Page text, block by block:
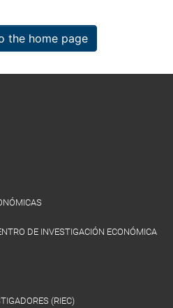
the home page
DE INVESTIGACIÓN ECONÓMICA
(RIEC)